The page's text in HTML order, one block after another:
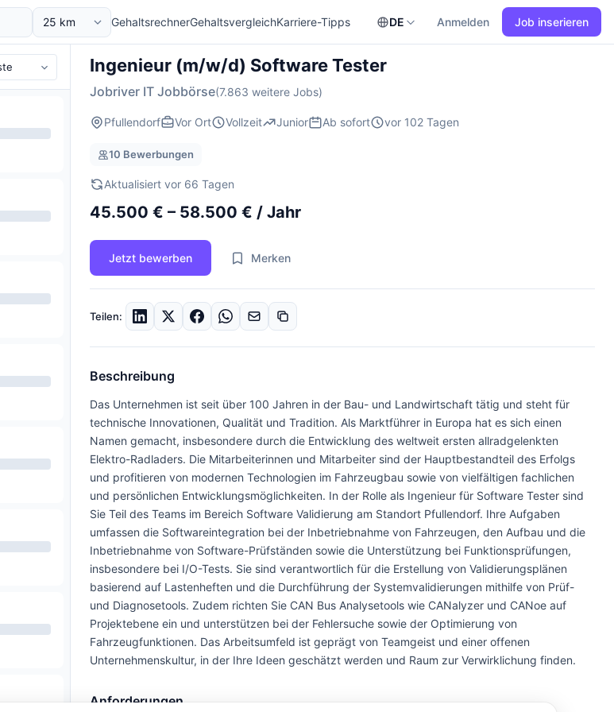
GehaltsrechnerGehaltsvergleichKarriere-Tipps DE Anmelden Job inserieren
Ingenieur (m/w/d) Software Tester
Jobriver IT Jobbörse(7.863 weitere Jobs)
Pfullendorf Vor Ort Vollzeit Junior Ab sofort vor 102 Tagen
10 Bewerbungen
Aktualisiert vor 66 Tagen
45.500 € – 58.500 € / Jahr
Jetzt bewerben Merken
Teilen:
Beschreibung
Das Unternehmen ist seit über 100 Jahren in der Bau- und Landwirtschaft tätig und steht für
technische Innovationen, Qualität und Tradition. Als Marktführer in Europa hat es sich einen
Namen gemacht, insbesondere durch die Entwicklung des weltweit ersten allradgelenkten
Elektro-Radladers. Die Mitarbeiterinnen und Mitarbeiter sind der Hauptbestandteil des Erfolgs
und profitieren von modernen Technologien im Fahrzeugbau sowie von vielfältigen fachlichen
und persönlichen Entwicklungsmöglichkeiten. In der Rolle als Ingenieur für Software Tester sind
Sie Teil des Teams im Bereich Software Validierung am Standort Pfullendorf. Ihre Aufgaben
umfassen die Softwareintegration bei der Inbetriebnahme von Fahrzeugen, den Aufbau und die
Inbetriebnahme von Software-Prüfständen sowie die Unterstützung bei Funktionsprüfungen,
insbesondere bei I/O-Tests. Sie sind verantwortlich für die Erstellung von Validierungsplänen
basierend auf Lastenheften und die Durchführung der Systemvalidierungen mithilfe von Prüf-
und Diagnosetools. Zudem richten Sie CAN Bus Analysetools wie CANalyzer und CANoe auf
Projektebene ein und unterstützen bei der Fehlersuche sowie der Optimierung von
Fahrzeugfunktionen. Das Arbeitsumfeld ist geprägt von Teamgeist und einer offenen
Unternehmenskultur, in der Ihre Ideen geschätzt werden und Raum zur Verwirklichung finden.
Anforderungen